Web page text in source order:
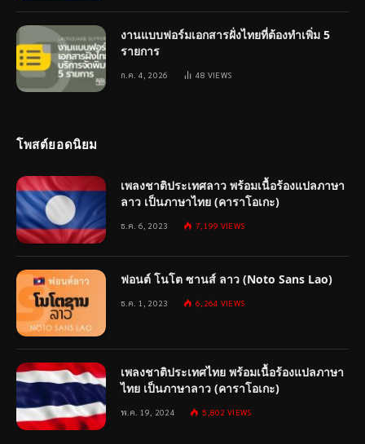
งานแบบฟอร์มเอกสารฝั่งไทยที่ต้องทำเพิ่ม 5
รายการ
ก.ค. 4, 2026 48 VIEWS
โพสต์ยอดนิยม
เพลงชาติประเทศลาว พร้อมเนื้อร้องแปลภาษา
ลาว เป็นภาษาไทย (คาราโอเกะ)
ธ.ค. 6, 2023 7,199 VIEWS
ฟอนต์ โนโต ซานส์ ลาว (Noto Sans Lao)
ธ.ค. 1, 2023 6,264 VIEWS
เพลงชาติประเทศไทย พร้อมเนื้อร้องแปลภาษา
ไทย เป็นภาษาลาว (คาราโอเกะ)
พ.ค. 19, 2024 5,802VIEWS